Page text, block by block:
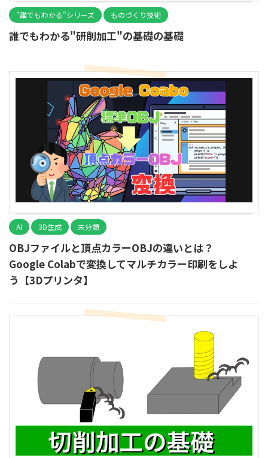
"誰でもわかる"シリーズ ものづくり技術
誰でもわかる"研削加工"の基礎の基礎
AI 3D生成 未分類
OBJファイルと頂点カラーOBJの違いとは？
Google Colabで変換してマルチカラー印刷をしよ
う【3Dプリンタ】